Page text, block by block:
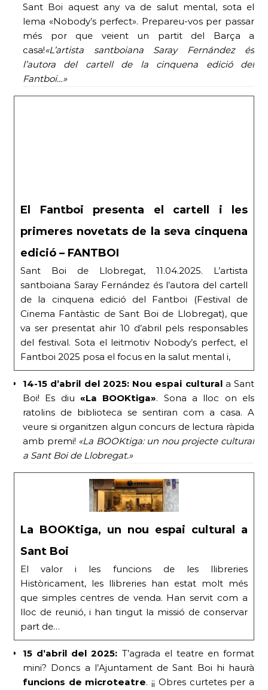
Sant Boi aquest any va de salut mental, sota el
lema «Nobody’s perfect». Prepareu-vos per passar
més por que veient un partit del Barça a
casa!«L’artista santboiana Saray Fernández és
l’autora del cartell de la cinquena edició del
Fantboi…»
El Fantboi presenta el cartell i les
primeres novetats de la seva cinquena
edició – FANTBOI
Sant Boi de Llobregat, 11.04.2025. L’artista
santboiana Saray Fernández és l’autora del cartell
de la cinquena edició del Fantboi (Festival de
Cinema Fantàstic de Sant Boi de Llobregat), que
va ser presentat ahir 10 d’abril pels responsables
del festival. Sota el leitmotiv Nobody’s perfect, el
Fantboi 2025 posa el focus en la salut mental i,
14-15 d’abril del 2025: Nou espai culturala Sant
Boi! Es diu «La BOOKtiga». Sona a lloc on els
ratolins de biblioteca se sentiran com a casa. A
veure si organitzen algun concurs de lectura ràpida
amb premi! «La BOOKtiga: un nou projecte cultural
a Sant Boi de Llobregat.»
La BOOKtiga, un nou espai cultural a
Sant Boi
El valor i les funcions de les llibreries
Històricament, les llibreries han estat molt més
que simples centres de venda. Han servit com a
lloc de reunió, i han tingut la missió de conservar
part de…
15 d’abril del 2025: T’agrada el teatre en format
mini? Doncs a l’Ajuntament de Sant Boi hi haurà
funcions de microteatre. ¡¡ Obres curtetes per a